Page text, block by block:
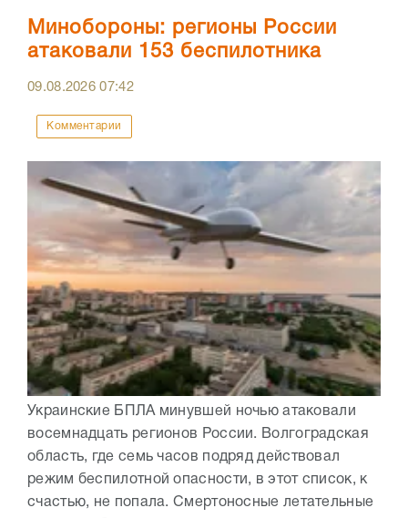
Минобороны: регионы России
атаковали 153 беспилотника
09.08.202607:42
Комментарии
Украинские БПЛА минувшей ночью атаковали
восемнадцать регионов России. Волгоградская
область, где семь часов подряд действовал
режим беспилотной опасности, в этот список, к
счастью, не попала. Смертоносные летательные